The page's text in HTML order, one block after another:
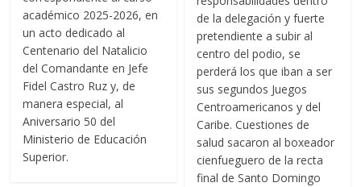
académico 2025-2026, en
un acto dedicado al
Centenario del Natalicio
del Comandante en Jefe
Fidel Castro Ruz y, de
manera especial, al
Aniversario 50 del
Ministerio de Educación
Superior.
de la delegación y fuerte
pretendiente a subir al
centro del podio, se
perderá los que iban a ser
sus segundos Juegos
Centroamericanos y del
Caribe. Cuestiones de
salud sacaron al boxeador
cienfueguero de la recta
final de Santo Domingo